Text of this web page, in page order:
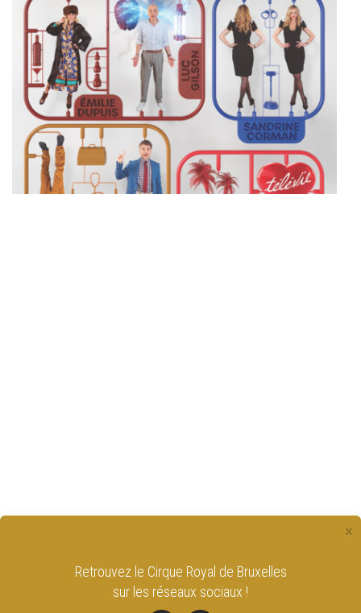
×
Restez informé en vousinscrivant à la newsletter
du Cirque Royal